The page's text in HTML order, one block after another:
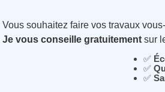
Vous souhaitez faire vos travaux
Je vous conseille gratuitement sur
✅
✅
✅